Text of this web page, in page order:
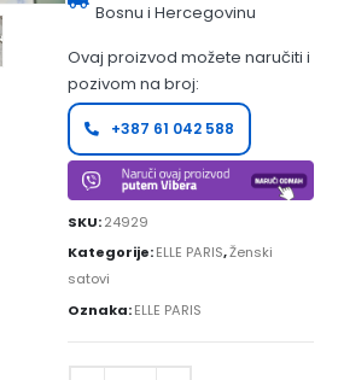
Bosnu i Hercegovinu
Ovaj proizvod možete naručiti i
pozivom na broj:
+387 61 042 588
SKU:24929
Kategorije:ELLE PARIS,Ženski
satovi
Oznaka:ELLE PARIS